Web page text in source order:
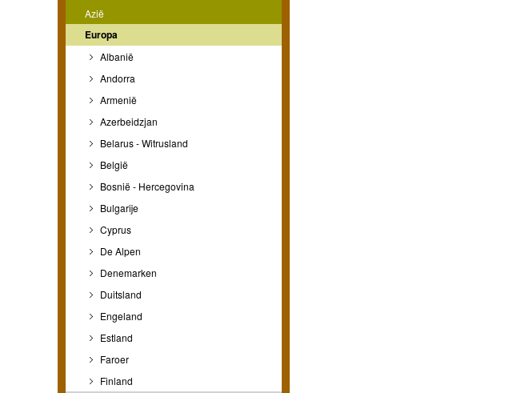
Azië
Europa
Albanië
Andorra
Armenië
Azerbeidzjan
Belarus - Witrusland
België
Bosnië - Hercegovina
Bulgarije
Cyprus
De Alpen
Denemarken
Duitsland
Engeland
Estland
Faroer
Finland